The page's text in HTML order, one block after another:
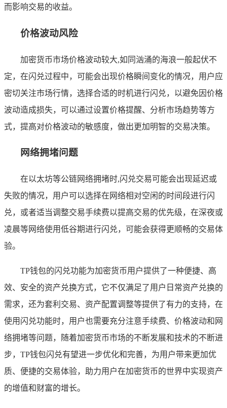
而影响交易的收益。
价格波动风险
加密货币市场价格波动较大,如同汹涌的海浪一般起伏不
定，在闪兑过程中，可能会出现价格瞬间变化的情况，用户应
密切关注市场行情，选择合适的时机进行闪兑，以避免因价格
波动造成损失，可以通过设置价格提醒、分析市场趋势等方
式，提高对价格波动的敏感度，做出更加明智的交易决策。
网络拥堵问题
在以太坊等公链网络拥堵时,闪兑交易可能会出现延迟或
失败的情况，用户可以选择在网络相对空闲的时间段进行闪
兑，或者适当调整交易手续费以提高交易的优先级，在深夜或
凌晨等网络使用低谷期进行闪兑，可能会获得更顺畅的交易体
验。
TP钱包的闪兑功能为加密货币用户提供了一种便捷、高
效、安全的资产兑换方式，它不仅满足了用户日常资产兑换的
需求，还为套利交易、资产配置调整等提供了有力的支持，在
使用闪兑功能时，用户也需要充分注意手续费、价格波动和网
络拥堵等问题，随着加密货币市场的不断发展和技术的不断进
步，TP钱包闪兑有望进一步优化和完善，为用户带来更加优
质、便捷的交易体验，助力用户在加密货币的世界中实现资产
的增值和财富的增长。